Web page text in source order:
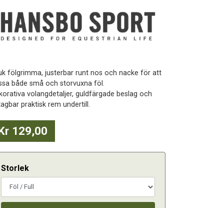
fölgrimma, justerbar runt nos och nacke för att
både små och storvuxna föl.
volangdetaljer, guldfärgade beslag och
praktisk rem undertill.
129,00
Storlek